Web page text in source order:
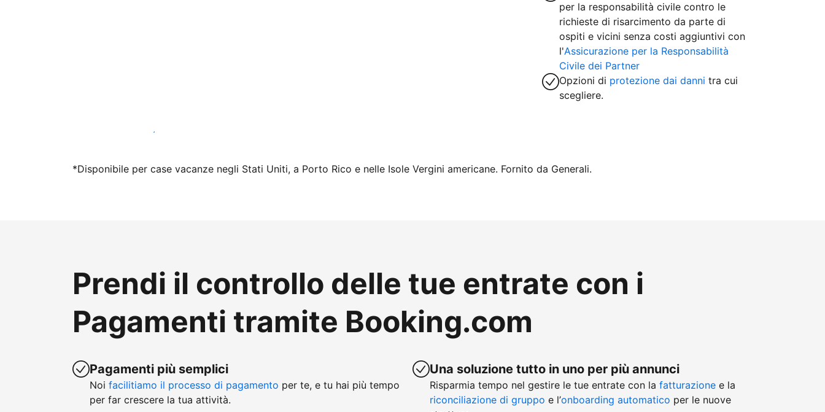
per la responsabilità civile contro le
richieste di risarcimento da parte di
ospiti e vicini senza costi aggiuntivi con
l'Assicurazione per la Responsabilità
Civile dei Partner
Opzioni di protezione dai danni tra cui
scegliere.
Inizia subito a lavorare con noi
*Disponibile per case vacanze negli Stati Uniti, a Porto Rico e nelle Isole Vergini americane. Fornito da Generali.
Prendi il controllo delle tue entrate con i
Pagamenti tramite Booking.com
Pagamenti più semplici
Noi facilitiamo il processo di pagamento per te, e tu hai più tempo
per far crescere la tua attività.
Una soluzione tutto in uno per più annunci
Risparmia tempo nel gestire le tue entrate con la fatturazione e la
riconciliazione di gruppo e l’onboarding automatico per le nuove